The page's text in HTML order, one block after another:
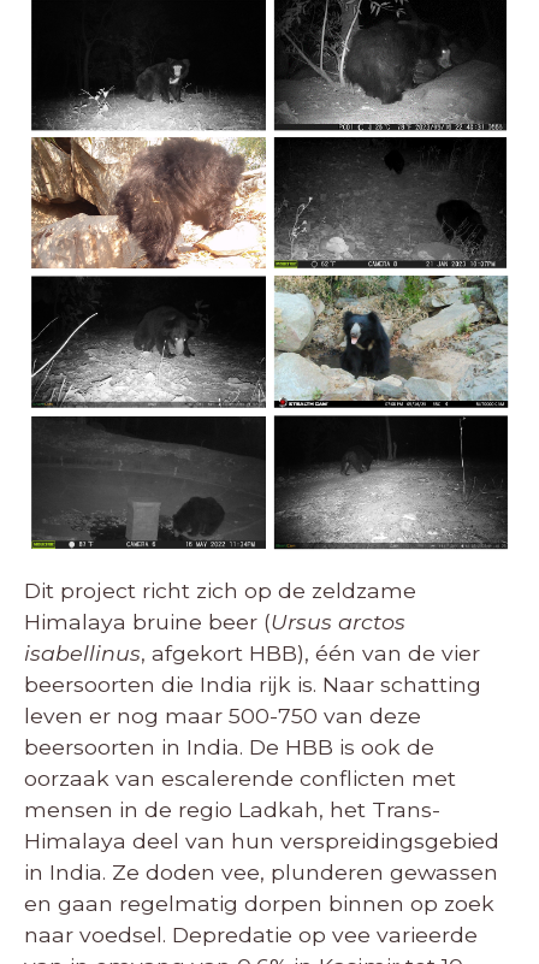
Dit project richt zich op de zeldzame
Himalaya bruine beer (Ursus arctos
isabellinus, afgekort HBB), één van de vier
beersoorten die India rijk is. Naar schatting
leven er nog maar 500-750 van deze
beersoorten in India. De HBB is ook de
oorzaak van escalerende conflicten met
mensen in de regio Ladkah, het Trans-
Himalaya deel van hun verspreidingsgebied
in India. Ze doden vee, plunderen gewassen
en gaan regelmatig dorpen binnen op zoek
naar voedsel. Depredatie op vee varieerde